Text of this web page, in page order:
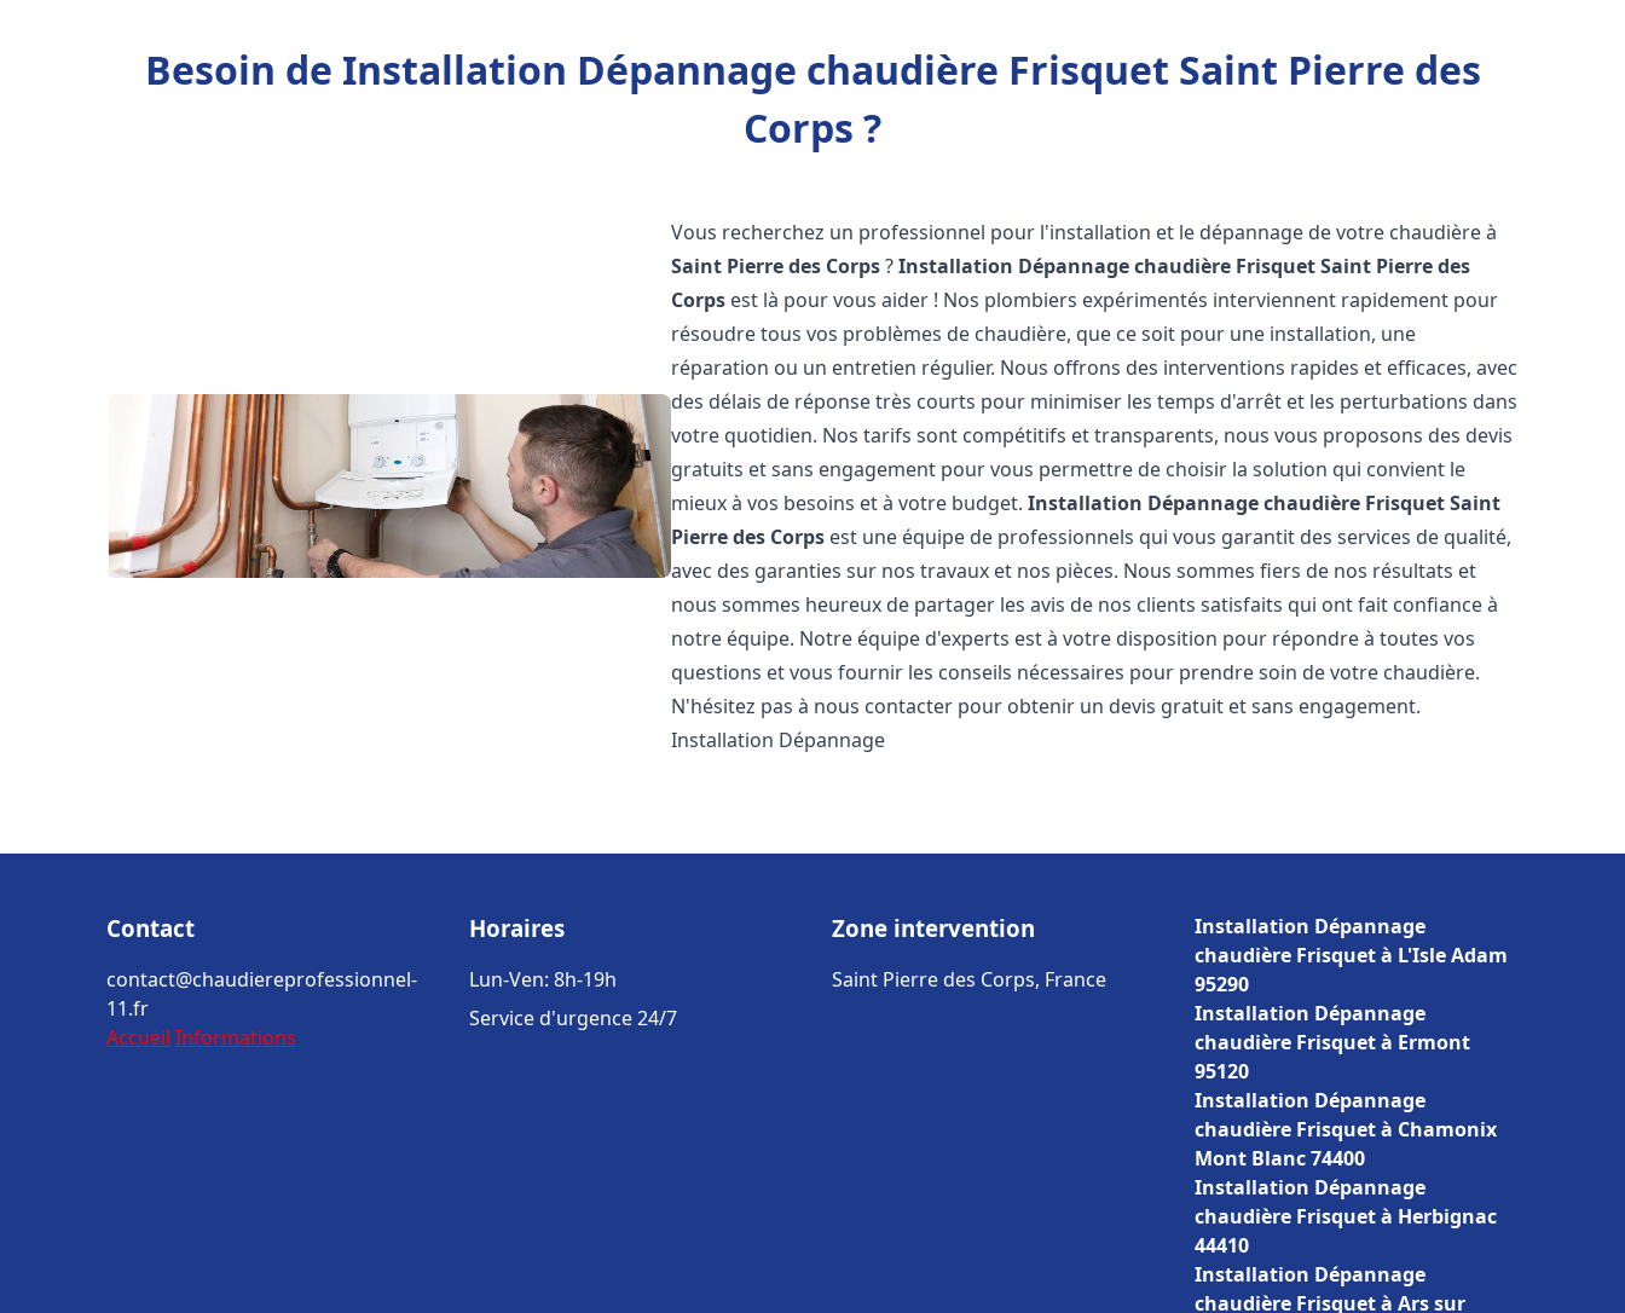
Besoin de Installation Dépannage chaudière Frisquet Saint Pierre des
Corps ?
Vous recherchez un professionnel pour l'installation et le dépannage de votre chaudière à
Saint Pierre des Corps?Installation Dépannage chaudière FrisquetSaint Pierre des
Corps est là pour vous aider ! Nos plombiers expérimentés interviennent rapidement pour
résoudre tous vos problèmes de chaudière, que ce soit pour une installation, une
réparation ou un entretien régulier. Nous offrons des interventions rapides et efficaces, avec
des délais de réponse très courts pour minimiser les temps d'arrêt et les perturbations dans
votre quotidien. Nos tarifs sont compétitifs et transparents, nous vous proposons des devis
gratuits et sans engagement pour vous permettre de choisir la solution qui convient le
mieux à vos besoins et à votre budget.Installation Dépannage chaudière FrisquetSaint
Pierre des Corps est une équipe de professionnels qui vous garantit des services de qualité,
avec des garanties sur nos travaux et nos pièces. Nous sommes fiers de nos résultats et
nous sommes heureux de partager les avis de nos clients satisfaits qui ont fait confiance à
notre équipe. Notre équipe d'experts est à votre disposition pour répondre à toutes vos
questions et vous fournir les conseils nécessaires pour prendre soin de votre chaudière.
N'hésitez pas à nous contacter pour obtenir un devis gratuit et sans engagement.
Installation Dépannage
Contact
contact@chaudiereprofessionnel-
11.fr
Accueil Informations
Horaires
Lun-Ven: 8h-19h
Service d'urgence 24/7
Zone intervention
Saint Pierre des Corps, France
Installation Dépannage
chaudière Frisquet à L'Isle Adam
95290
Installation Dépannage
chaudière Frisquet à Ermont
95120
Installation Dépannage
chaudière Frisquet à Chamonix
Mont Blanc 74400
Installation Dépannage
chaudière Frisquet à Herbignac
44410
Installation Dépannage
chaudière Frisquet à Ars sur